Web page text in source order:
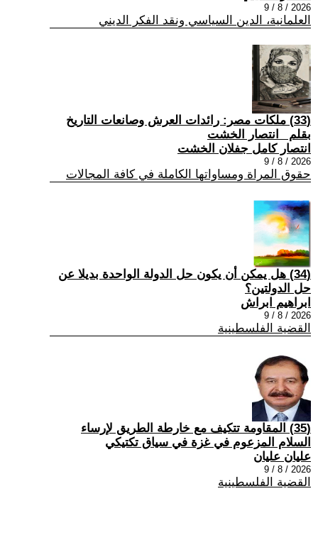
2026 / 8 / 9
العلمانية، الدين السياسي ونقد الفكر الديني
(33) ملكات مصر: رائدات العرش وصانعات التاريخ
بقلم _انتصار الخشت
انتصار كامل جفلان الخشت
2026 / 8 / 9
حقوق المراة ومساواتها الكاملة في كافة المجالات
(34) هل يمكن أن يكون حل الدولة الواحدة بديلا عن
حل الدولتين؟
ابراهيم ابراش
2026 / 8 / 9
القضية الفلسطينية
(35) المقاومة تتكيف مع خارطة الطريق لإرساء
السلام المزعوم في غزة في سياق تكتيكي
عليان عليان
2026 / 8 / 9
القضية الفلسطينية